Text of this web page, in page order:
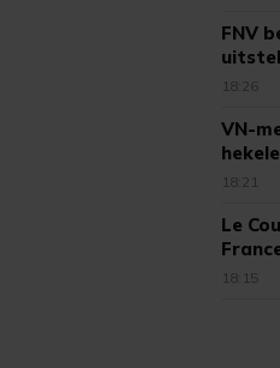
FNV
moeder
18:26
VN-
18:21
Le
18:15